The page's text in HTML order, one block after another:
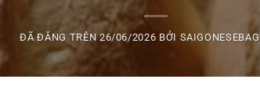
ĐÃ ĐĂNG TRÊN26/06/2026 BỞI